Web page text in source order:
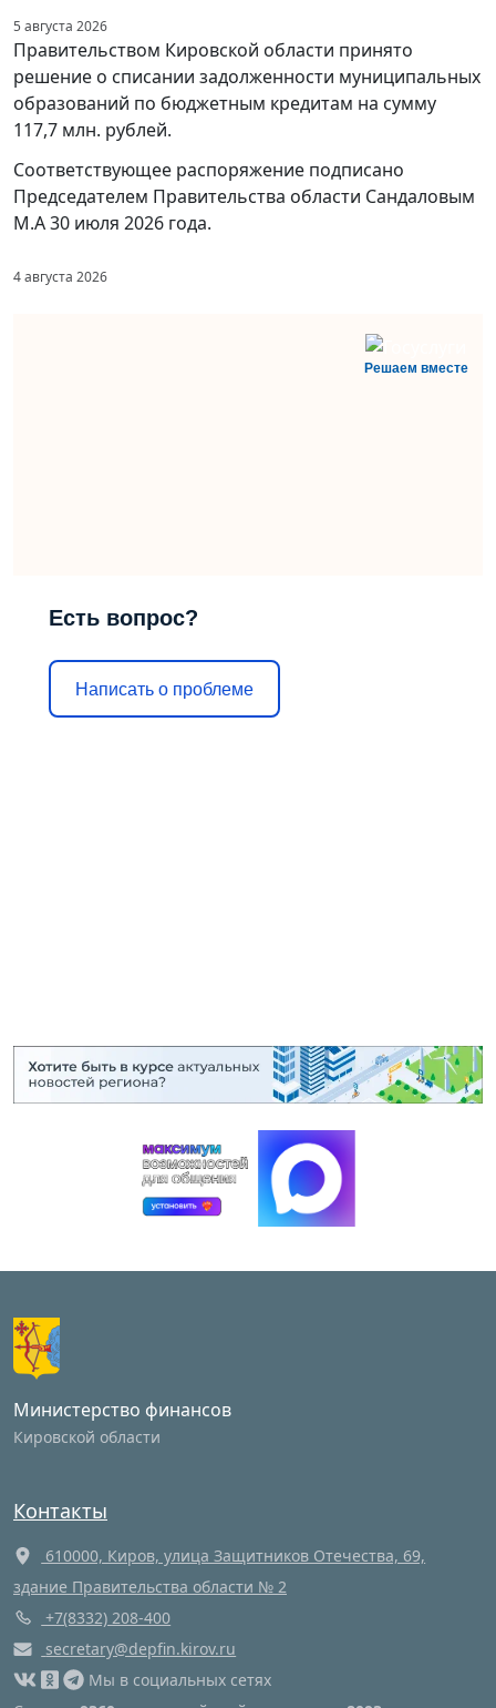
5 августа 2026
Правительством Кировской области принято
решение о списании задолженности муниципальных
образований по бюджетным кредитам на сумму
117,7 млн. рублей.
Соответствующее распоряжение подписано
Председателем Правительства области Сандаловым
М.А 30 июля 2026 года.
4 августа 2026
Решаем вместе
Есть вопрос?
Написать о проблеме
Министерство финансов
Кировской области
Контакты
610000, Киров, улица Защитников Отечества, 69,
здание Правительства области № 2
+7(8332) 208-400
secretary@depfin.kirov.ru
Мы в социальных сетях